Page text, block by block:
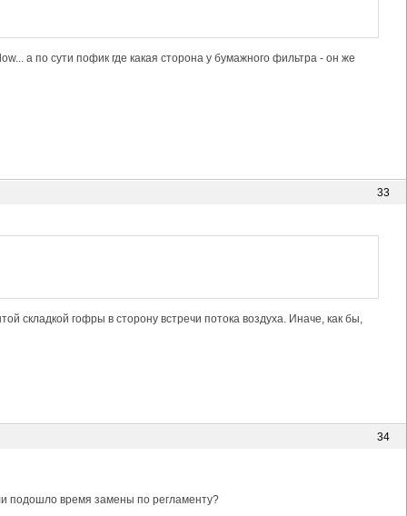
а по сути пофик где какая сторона у бумажного фильтра - он же
33
складкой гофры в сторону встречи потока воздуха. Иначе, как бы,
34
подошло время замены по регламенту?